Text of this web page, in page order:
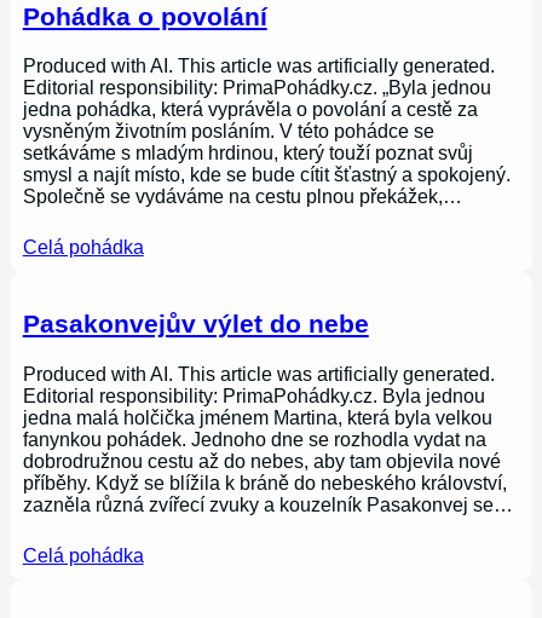
Pohádka o povolání
Produced with AI. This article was artificially generated.
Editorial responsibility: PrimaPohádky.cz. „Byla jednou
jedna pohádka, která vyprávěla o povolání a cestě za
vysněným životním posláním. V této pohádce se
setkáváme s mladým hrdinou, který touží poznat svůj
smysl a najít místo, kde se bude cítit šťastný a spokojený.
Společně se vydáváme na cestu plnou překážek,…
Celá pohádka
Pasakonvejův výlet do nebe
Produced with AI. This article was artificially generated.
Editorial responsibility: PrimaPohádky.cz. Byla jednou
jedna malá holčička jménem Martina, která byla velkou
fanynkou pohádek. Jednoho dne se rozhodla vydat na
dobrodružnou cestu až do nebes, aby tam objevila nové
příběhy. Když se blížila k bráně do nebeského království,
zazněla různá zvířecí zvuky a kouzelník Pasakonvej se…
Celá pohádka